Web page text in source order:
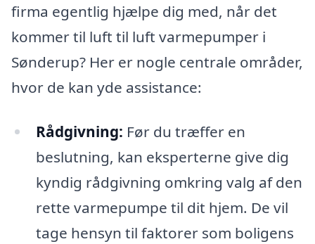
firma egentlig hjælpe dig med, når det
kommer til luft til luft varmepumper i
Sønderup? Her er nogle centrale områder,
hvor de kan yde assistance:
Rådgivning: Før du træffer en
beslutning, kan eksperterne give dig
kyndig rådgivning omkring valg af den
rette varmepumpe til dit hjem. De vil
tage hensyn til faktorer som boligens